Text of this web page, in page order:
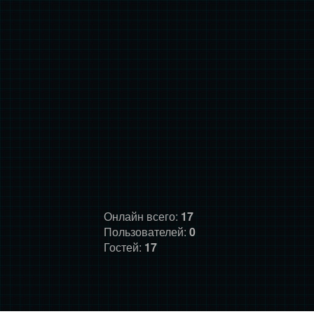
Онлайн всего: 17
Пользователей: 0
Гостей: 17